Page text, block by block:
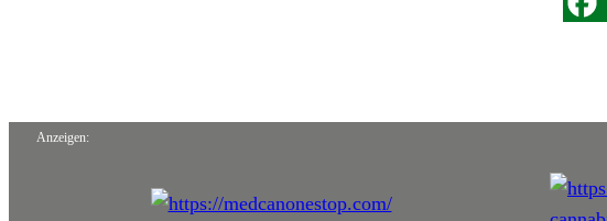
Anzeigen: